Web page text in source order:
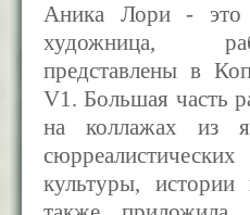
Аника Лори - это
художница,
представлены в
V1. Большая часть
на коллажах из
культуры,